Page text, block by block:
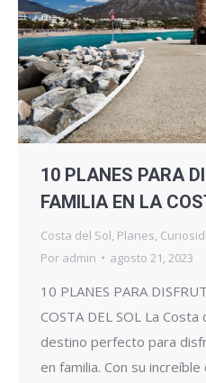
10 PLANES PARA
FAMILIA EN LA
Costa del Sol Planes
Por admin agosto 21, 2023
10 PLANES PARA
COSTA DEL SOL La
destino perfecto para
en familia. Con su